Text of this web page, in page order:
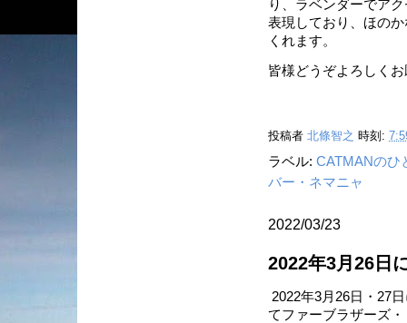
り、ラベンダーでア
表現しており、ほの
くれます。
皆様どうぞよろしく
投稿者 北條智之 時刻:
ラベル: CATMANのひ
バー・ネマニャ
2022/03/23
2022年3月26日
2022年3月26日・27
てファーブラザーズ